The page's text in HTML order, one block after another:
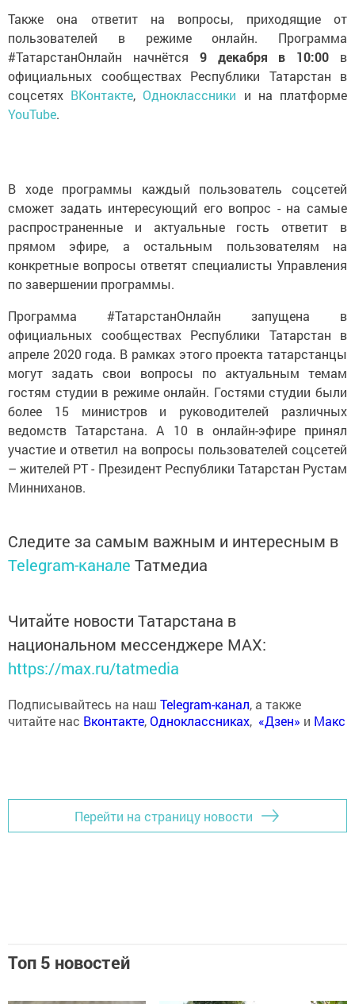
Также она ответит на вопросы, приходящие от
пользователей в режиме онлайн. Программа
#ТатарстанОнлайн начнётся 9 декабря в 10:00 в
официальных сообществах Республики Татарстан в
соцсетях ВКонтакте, Одноклассники и на платформе
YouTube.
В ходе программы каждый пользователь соцсетей
сможет задать интересующий его вопрос - на самые
распространенные и актуальные гость ответит в
прямом эфире, а остальным пользователям на
конкретные вопросы ответят специалисты Управления
по завершении программы.
Программа #ТатарстанОнлайн запущена в
официальных сообществах Республики Татарстан в
апреле 2020 года. В рамках этого проекта татарстанцы
могут задать свои вопросы по актуальным темам
гостям студии в режиме онлайн. Гостями студии были
более 15 министров и руководителей различных
ведомств Татарстана. А 10 в онлайн-эфире принял
участие и ответил на вопросы пользователей соцсетей
– жителей РТ - Президент Республики Татарстан Рустам
Минниханов.
Следите за самым важным и интересным в
Telegram-канале Татмедиа
Читайте новости Татарстана в
национальном мессенджере MАХ:
https://max.ru/tatmedia
Подписывайтесь на наш Telegram-канал, а также
читайте нас Вконтакте,Одноклассниках, «Дзен» и Макс
Перейти на страницу новости
Топ 5 новостей